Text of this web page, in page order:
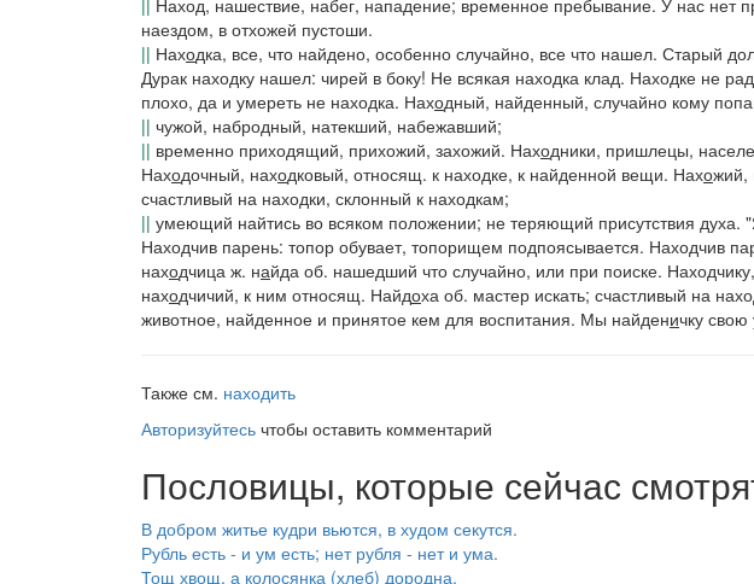
наездом, в отхожей пустоши.
|| Находка, все, что найдено, особенно случайно, все что нашел. Старый
Дурак находку нашел: чирей в боку! Не всякая находка клад. Находке не
плохо, да и умереть не находка. Находный, найденный, случайно кому
|| чужой, набродный, натекший, набежавший;
|| временно приходящий, прихожий, захожий. Находники, пришлецы,
Находочный, находковый, относящ. к находке, к найденной вещи. Нахожий,
счастливый на находки, склонный к находкам;
|| умеющий найтись во всяком положении; не теряющий присутствия духа.
Находчив парень: топор обувает, топорищем подпоясывается. Находчив
находчица ж. найда об. нашедший что случайно, или при поиске.
находчичий, к ним относящ. Найдоха об. мастер искать; счастливый на
животное, найденное и принятое кем для воспитания. Мы найденичку
Также см. находить
Авторизуйтесь чтобы оставить комментарий
Пословицы, которые сейчас
В добром житье кудри вьются, в худом секутся.
Рубль есть - и ум есть; нет рубля - нет и ума.
Тощ хвощ, а колосянка (хлеб) дородна.